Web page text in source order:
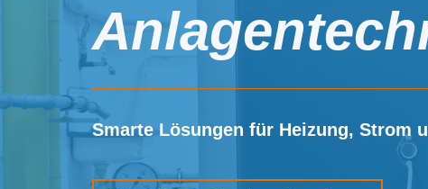
Smarte Lösungen für Heizung, Strom